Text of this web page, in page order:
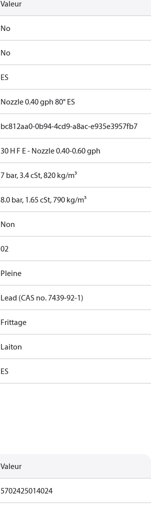
Valeur
No
No
ES
Nozzle 0.40 gph 80° ES
bc812aa0-0b94-4cd9-a8ac-e935e3957fb7
30 H F E - Nozzle 0.40-0.60 gph
7 bar, 3.4 cSt, 820 kg/m³
8.0 bar, 1.65 cSt, 790 kg/m³
Non
02
Pleine
Lead (CAS no. 7439-92-1)
Frittage
Laiton
ES
Valeur
5702425014024